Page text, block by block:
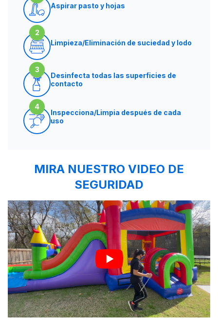
Aspirar pasto y hojas
2
Limpieza/Eliminación de suciedad y lodo
3
Desinfecta todas las superficies de
contacto
4
Inspecciona/Limpia después de cada
uso
MIRA NUESTRO VIDEO DE
SEGURIDAD